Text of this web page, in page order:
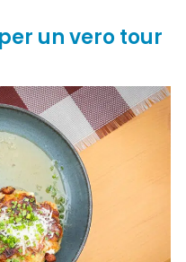
un vero tour